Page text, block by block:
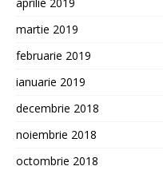
martie 2019
februarie 2019
ianuarie 2019
decembrie 2018
noiembrie 2018
octombrie 2018